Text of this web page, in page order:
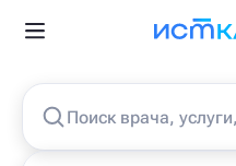
Поиск врача,